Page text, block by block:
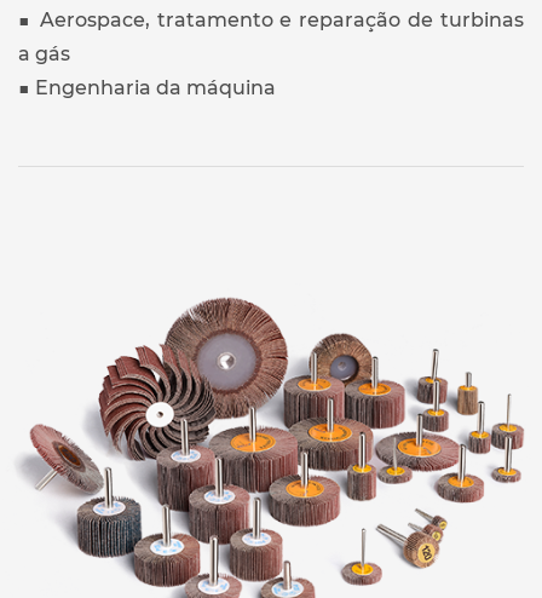
■ Aerospace, tratamento e reparação de turbinas
a gás
■ Engenharia da máquina